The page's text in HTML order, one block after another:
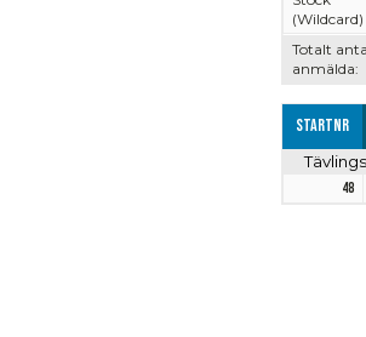
Totalt
anmälda:
(Wildcard)
Startnr
48